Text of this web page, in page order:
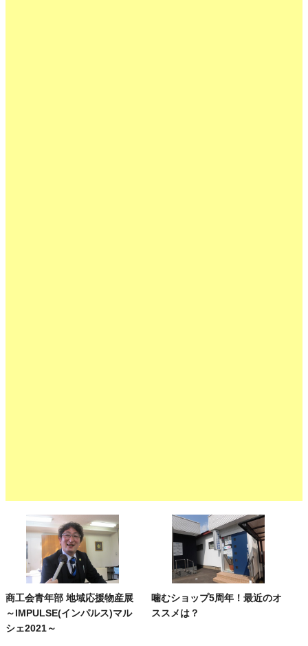
商工会青年部 地域応援物産展
～IMPULSE(インパルス)マル
シェ2021～
噛むショップ5周年！最近のオ
ススメは？